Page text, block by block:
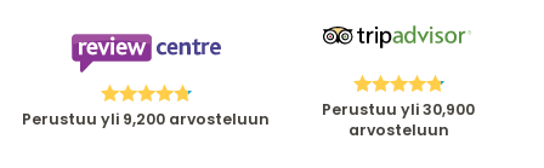
Perustuu yli 9,200 arvosteluun
Perustuu yli 30,900
arvosteluun